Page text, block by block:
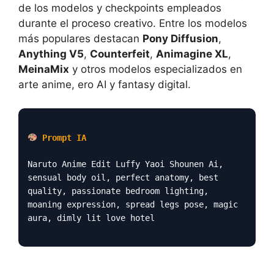
de los modelos y checkpoints empleados
durante el proceso creativo. Entre los modelos
más populares destacan Pony Diffusion,
Anything V5, Counterfeit, Animagine XL,
MeinaMix y otros modelos especializados en
arte anime, ero AI y fantasy digital.
Prompt IA
Naruto Anime Edit Luffy Yaoi Shounen Ai,
sensual body oil, perfect anatomy, best
quality, passionate bedroom lighting,
moaning expression, spread legs pose, magic
aura, dimly lit love hotel